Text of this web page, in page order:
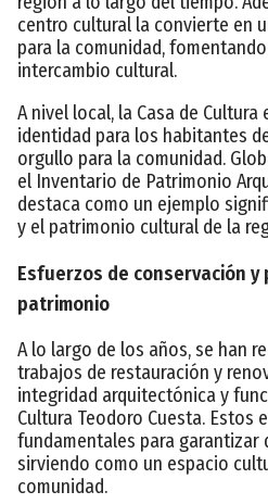
centro cultural la convierte en
para la comunidad,
intercambio cultural.
A nivel local, la Casa de Cultura
identidad para los habitantes
orgullo para la comunidad.
el Inventario de Patrimonio
destaca como un ejemplo
y el patrimonio cultural de la
Esfuerzos de conservación
patrimonio
A lo largo de los años, se han
trabajos de restauración y
integridad arquitectónica y
Cultura Teodoro Cuesta. Estos
fundamentales para garantizar
sirviendo como un espacio
comunidad.